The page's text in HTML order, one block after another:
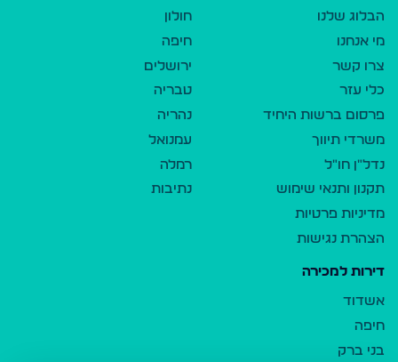
הבלוג שלנו
מי אנחנו
צרו קשר
כלי עזר
פרסום ברשות היחיד
משרדי תיווך
נדל"ן חו"ל
תקנון ותנאי שימוש
מדיניות פרטיות
הצהרת נגישות
חולון
חיפה
ירושלים
טבריה
נהריה
עמנואל
רמלה
נתיבות
דירות למכירה
אשדוד
חיפה
בני ברק